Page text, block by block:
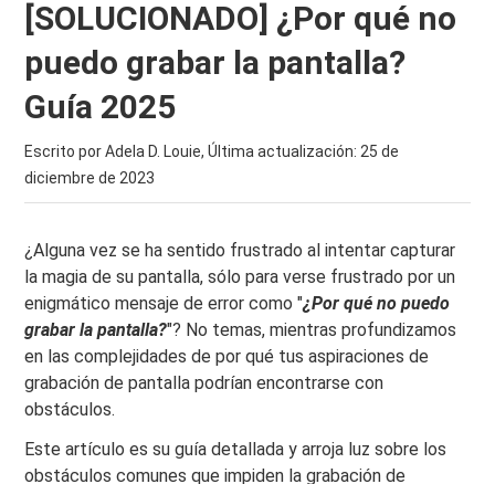
[SOLUCIONADO] ¿Por qué no
puedo grabar la pantalla?
Guía 2025
Escrito por Adela D. Louie, Última actualización: 25 de
diciembre de 2023
¿Alguna vez se ha sentido frustrado al intentar capturar
la magia de su pantalla, sólo para verse frustrado por un
enigmático mensaje de error como "¿Por qué no puedo
grabar la pantalla?"? No temas, mientras profundizamos
en las complejidades de por qué tus aspiraciones de
grabación de pantalla podrían encontrarse con
obstáculos.
Este artículo es su guía detallada y arroja luz sobre los
obstáculos comunes que impiden la grabación de